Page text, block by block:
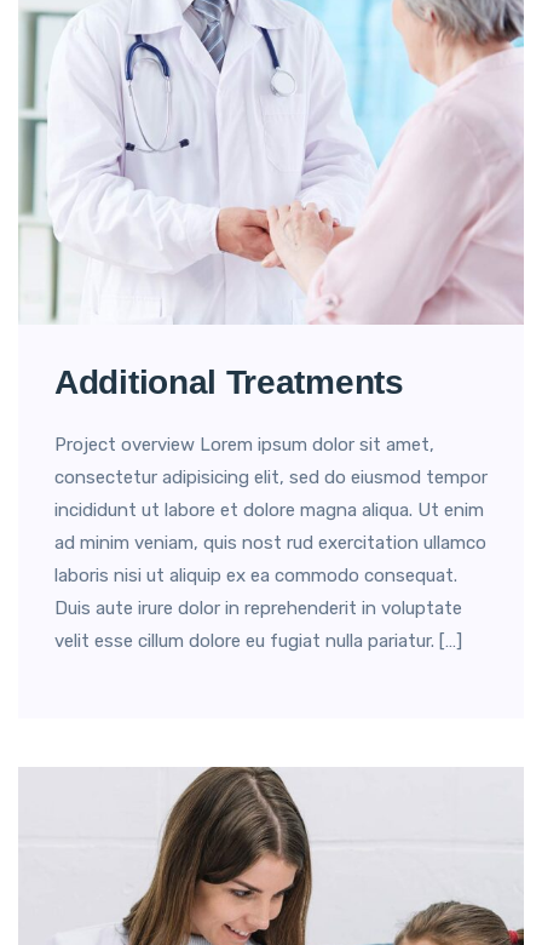
Additional Treatments
Project overview Lorem ipsum dolor sit amet,
consectetur adipisicing elit, sed do eiusmod tempor
incididunt ut labore et dolore magna aliqua. Ut enim
ad minim veniam, quis nost rud exercitation ullamco
laboris nisi ut aliquip ex ea commodo consequat.
Duis aute irure dolor in reprehenderit in voluptate
velit esse cillum dolore eu fugiat nulla pariatur. […]